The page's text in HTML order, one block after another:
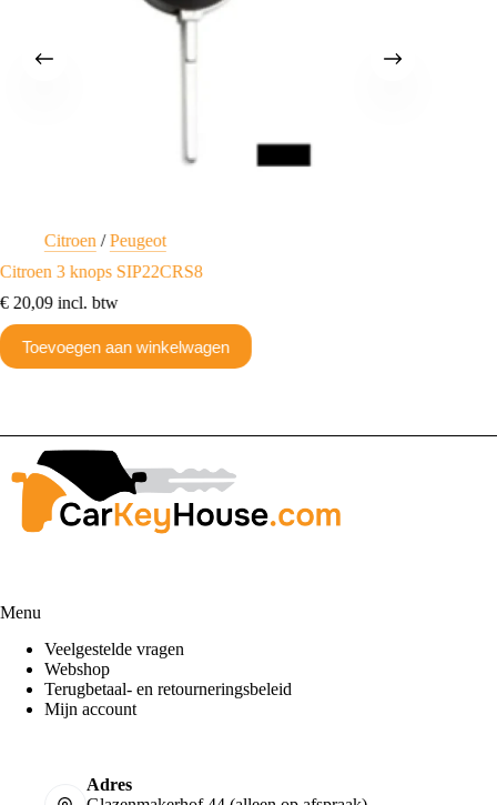
Citroen /Peugeot
Citroen 3 knops SIP22CRS8
€ 20,09 incl. btw
Toevoegen aan winkelwagen
Menu
Veelgestelde vragen
Webshop
Terugbetaal- en retourneringsbeleid
Mijn account
Adres